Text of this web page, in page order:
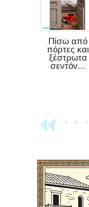
Πίσω από
πόρτες και
ξέστρωτα
σεντόν...